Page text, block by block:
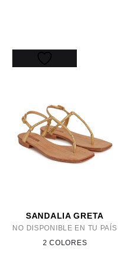
SANDALIA GRETA
NO DISPONIBLE EN TU PAÍS
2 COLORES